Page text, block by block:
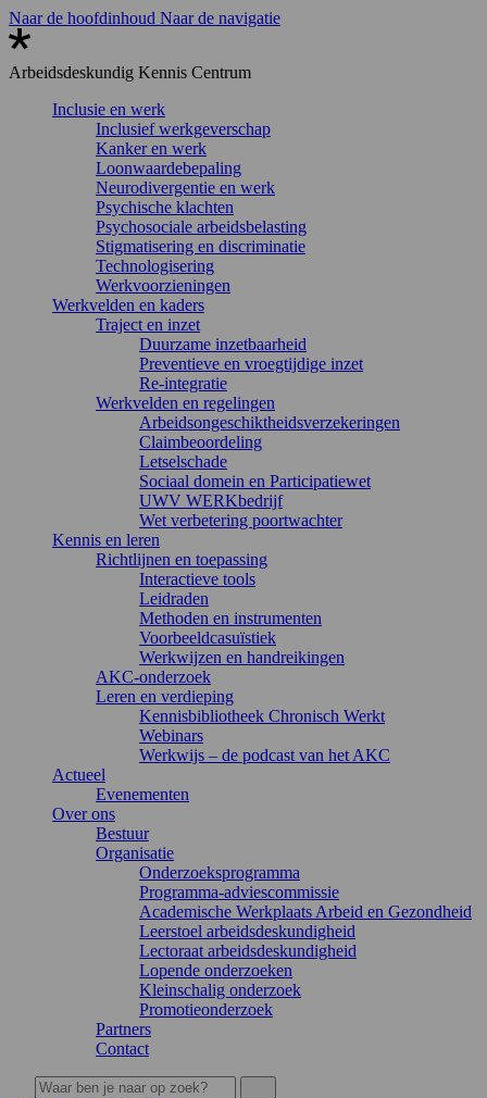
Naar de hoofdinhoud Naar de navigatie
Arbeidsdeskundig Kennis Centrum
Inclusie en werk
Inclusief werkgeverschap
Kanker en werk
Loonwaardebepaling
Neurodivergentie en werk
Psychische klachten
Psychosociale arbeidsbelasting
Stigmatisering en discriminatie
Technologisering
Werkvoorzieningen
Werkvelden en kaders
Traject en inzet
Duurzame inzetbaarheid
Preventieve en vroegtijdige inzet
Re-integratie
Werkvelden en regelingen
Arbeidsongeschiktheidsverzekeringen
Claimbeoordeling
Letselschade
Sociaal domein en Participatiewet
UWV WERKbedrijf
Wet verbetering poortwachter
Kennis en leren
Richtlijnen en toepassing
Interactieve tools
Leidraden
Methoden en instrumenten
Voorbeeldcasuïstiek
Werkwijzen en handreikingen
AKC-onderzoek
Leren en verdieping
Kennisbibliotheek Chronisch Werkt
Webinars
Werkwijs – de podcast van het AKC
Actueel
Evenementen
Over ons
Bestuur
Organisatie
Onderzoeksprogramma
Programma-adviescommissie
Academische Werkplaats Arbeid en Gezondheid
Leerstoel arbeidsdeskundigheid
Lectoraat arbeidsdeskundigheid
Lopende onderzoeken
Kleinschalig onderzoek
Promotieonderzoek
Partners
Contact